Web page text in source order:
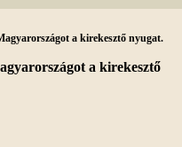
a kirekesztő nyugat.
a kirekesztő